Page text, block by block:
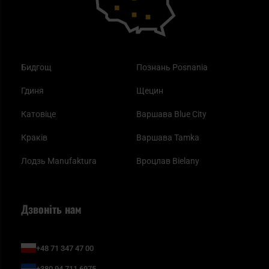
Бидгощ
Гдиня
Катовіце
Краків
Лодзь Manufaktura
Познань Posnania
Щецин
Варшава Blue City
Варшава Tamka
Вроцлав Bielany
Дзвоніть нам
+48 71 347 47 00